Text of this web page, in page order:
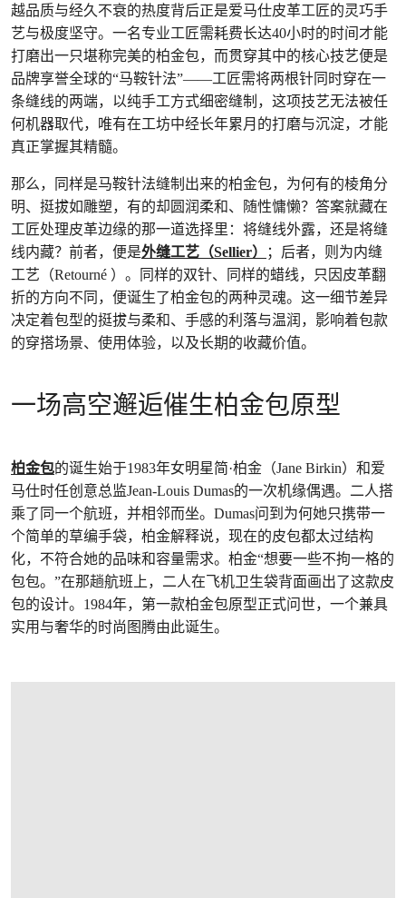
越品质与经久不衰的热度背后正是爱马仕皮革工匠的灵巧手
艺与极度坚守。一名专业工匠需耗费长达40小时的时间才能
打磨出一只堪称完美的柏金包，而贯穿其中的核心技艺便是
品牌享誉全球的“马鞍针法”——工匠需将两根针同时穿在一
条缝线的两端，以纯手工方式细密缝制，这项技艺无法被任
何机器取代，唯有在工坊中经长年累月的打磨与沉淀，才能
真正掌握其精髓。
那么，同样是马鞍针法缝制出来的柏金包，为何有的棱角分
明、挺拔如雕塑，有的却圆润柔和、随性慵懒？答案就藏在
工匠处理皮革边缘的那一道选择里：将缝线外露，还是将缝
线内藏？前者，便是外缝工艺（Sellier）
；后者，则为内缝
工艺（Retourné ）。同样的双针、同样的蜡线，只因皮革翻
折的方向不同，便诞生了柏金包的两种灵魂。这一细节差异
决定着包型的挺拔与柔和、手感的利落与温润，影响着包款
的穿搭场景、使用体验，以及长期的收藏价值。
一场高空邂逅催生柏金包原型
柏金包的诞生始于1983年女明星简·柏金（Jane Birkin）和爱
马仕时任创意总监Jean-Louis Dumas的一次机缘偶遇。二人搭
乘了同一个航班，并相邻而坐。Dumas问到为何她只携带一
个简单的草编手袋，柏金解释说，现在的皮包都太过结构
化，不符合她的品味和容量需求。柏金“想要一些不拘一格的
包包。”在那趟航班上，二人在飞机卫生袋背面画出了这款皮
包的设计。1984年，第一款柏金包原型正式问世，一个兼具
实用与奢华的时尚图腾由此诞生。